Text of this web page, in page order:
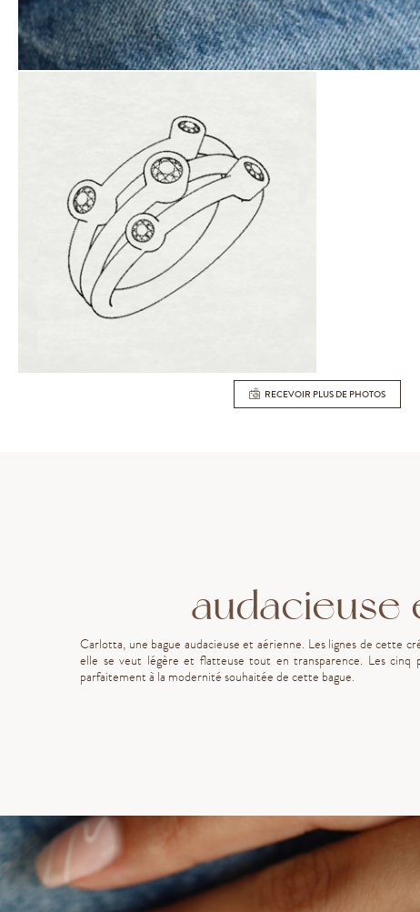
RECEVOIR PLUS DE PHOTOS
audacieuse
Carlotta, une bague audacieuse et aérienne. Les lignes de cette
elle se veut légère et flatteuse tout en transparence. Les
parfaitement à la modernité souhaitée de cette bague.